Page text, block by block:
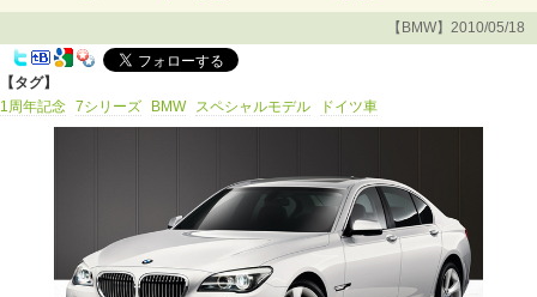
【BMW】2010/05/18
【タグ】
1周年記念 7シリーズ BMW スペシャルモデル ドイツ車